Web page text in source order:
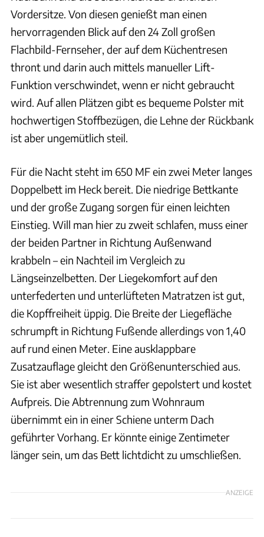
Vordersitze. Von diesen genießt man einen
hervorragenden Blick auf den 24 Zoll großen
Flachbild-Fernseher, der auf dem Küchentresen
thront und darin auch mittels manueller Lift-
Funktion verschwindet, wenn er nicht gebraucht
wird. Auf allen Plätzen gibt es bequeme Polster mit
hochwertigen Stoffbezügen, die Lehne der Rückbank
ist aber ungemütlich steil.
Für die Nacht steht im 650 MF ein zwei Meter langes
Doppelbett im Heck bereit. Die niedrige Bettkante
und der große Zugang sorgen für einen leichten
Einstieg. Will man hier zu zweit schlafen, muss einer
der beiden Partner in Richtung Außenwand
krabbeln – ein Nachteil im Vergleich zu
Längseinzelbetten. Der Liegekomfort auf den
unterfederten und unterlüfteten Matratzen ist gut,
die Kopffreiheit üppig. Die Breite der Liegefläche
schrumpft in Richtung Fußende allerdings von 1,40
auf rund einen Meter. Eine ausklappbare
Zusatzauflage gleicht den Größenunterschied aus.
Sie ist aber wesentlich straffer gepolstert und kostet
Aufpreis. Die Abtrennung zum Wohnraum
übernimmt ein in einer Schiene unterm Dach
geführter Vorhang. Er könnte einige Zentimeter
länger sein, um das Bett lichtdicht zu umschließen.
ANZEIGE